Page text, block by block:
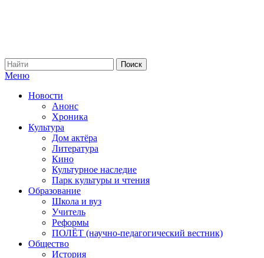
Меню
Новости
Анонс
Хроника
Культура
Дом актёра
Литература
Кино
Культурное наследие
Парк культуры и чтения
Образование
Школа и вуз
Учитель
Реформы
ПОЛЁТ (научно-педагогический вестник)
Общество
История